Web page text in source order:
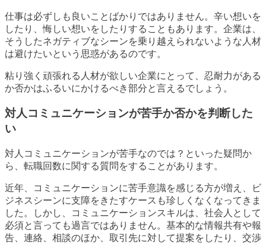
仕事は必ずしも良いことばかりではありません。辛い想いを
したり、悔しい想いをしたりすることもあります。企業は、
そうしたネガティブなシーンを乗り越えられないような人材
は避けたいという思惑があるのです。
粘り強く頑張れる人材が欲しい企業にとって、忍耐力がある
か否かはふるいにかけるべき部分と言えるでしょう。
対人コミュニケーションが苦手か否かを判断した
い
対人コミュニケーションが苦手なのでは？といった疑問か
ら、転職回数に関する質問をすることがあります。
近年、コミュニケーションに苦手意識を感じる方が増え、ビ
ジネスシーンに支障をきたすケースも珍しくなくなってきま
した。しかし、コミュニケーションスキルは、社会人として
必須と言っても過言ではありません。基本的な情報共有や報
告、連絡、相談のほか、取引先に対して提案をしたり、交渉